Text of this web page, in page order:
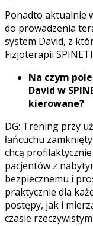
Ponadto aktualnie
do prowadzenia
system David, z
Fizjoterapii
Na czym
David w
kierowane?
DG: Trening przy
łańcuchu
chcą
pacjentów z
bezpiecznemu i
praktycznie dla
postępy, jak i
czasie